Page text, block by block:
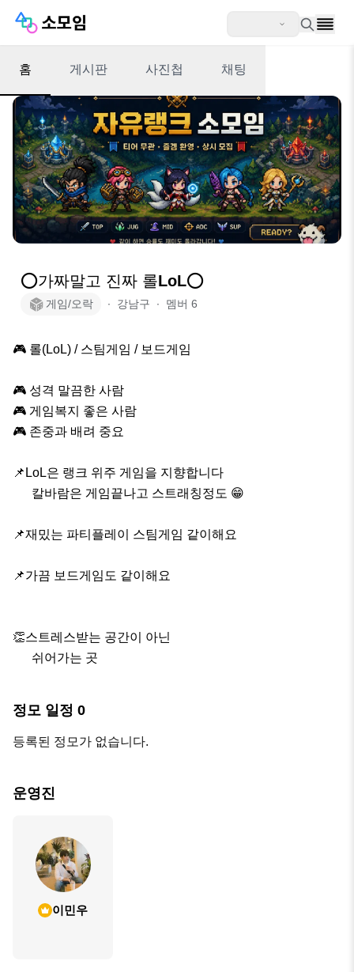
홈 게시판 사진첩 채팅
⭕️가짜말고 진짜 롤LoL⭕
게임/오락 ∙ 강남구 ∙ 멤버 6
🎮 롤(LoL) / 스팀게임 / 보드게임
🎮 성격 말끔한 사람
🎮 게임복지 좋은 사람
🎮 존중과 배려 중요
📌LoL은 랭크 위주 게임을 지향합니다
📌재밌는 파티플레이 스팀게임 같이해요
📌가끔 보드게임도 같이해요
👏스트레스받는 공간이 아닌
      쉬어가는 곳
정모 일정 0
등록된 정모가 없습니다.
운영진
이민우